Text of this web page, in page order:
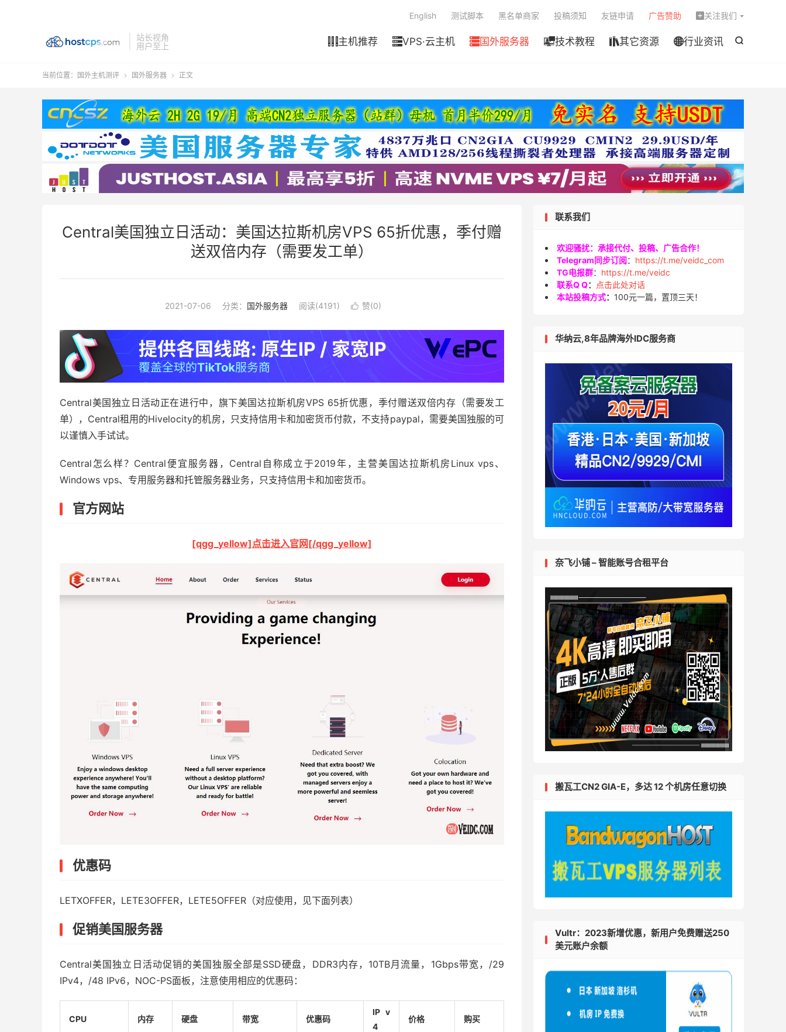
站长视角
用户至上

主机推荐 VPS·云主机 国外服务器 技术教程 其它资源 行业资讯
English 测试脚本 黑名单商家 投稿须知 友链申请 广告赞助  关注我们
当前位置： 国外主机测评  国外服务器  正文
Central美国独立日活动：美国达拉斯机房VPS 65折优惠，季付赠
送双倍内存（需要发工单）
2021-07-06 分类： 国外服务器 阅读(4191)  赞(0)
Central美国独立日活动正在进行中，旗下美国达拉斯机房VPS 65折优惠，季付赠送双倍内存（需要发工
单），Central租用的Hivelocity的机房，只支持信用卡和加密货币付款，不支持paypal，需要美国独服的可
以谨慎入手试试。
Central怎么样？Central便宜服务器，Central自称成立于2019年，主营美国达拉斯机房Linux vps、
Windows vps、专用服务器和托管服务器业务，只支持信用卡和加密货币。
官方网站
[qgg_yellow]点击进入官网[/qgg_yellow]
优惠码
LETXOFFER，LETE3OFFER，LETE5OFFER（对应使用，见下面列表）
促销美国服务器
Central美国独立日活动促销的美国独服全部是SSD硬盘，DDR3内存，10TB月流量，1Gbps带宽，/29
IPv4，/48 IPv6，NOC-PS面板，注意使用相应的优惠码：
CPU 内存 硬盘 带宽 优惠码
IP v
4
价格 购买
联系我们
欢迎骚扰：承接代付、投稿、广告合作！
Telegram同步订阅： https://t.me/veidc_com
TG电报群： https://t.me/veidc
联系Q Q：
点击此处对话
本站投稿方式： 100元一篇，置顶三天！
华纳云,8年品牌海外IDC服务商
奈飞小铺 – 智能账号合租平台
搬瓦工CN2 GIA-E，多达 12 个机房任意切换
Vultr：2023新增优惠，新用户免费赠送250
美元账户余额